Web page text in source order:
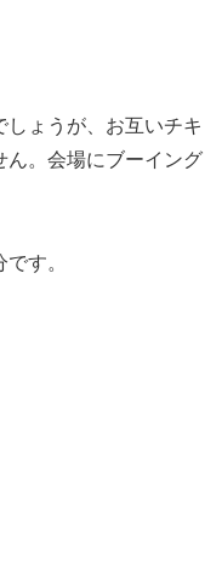
しょうが、お互いチキ
ん。会場にブーイング
す。